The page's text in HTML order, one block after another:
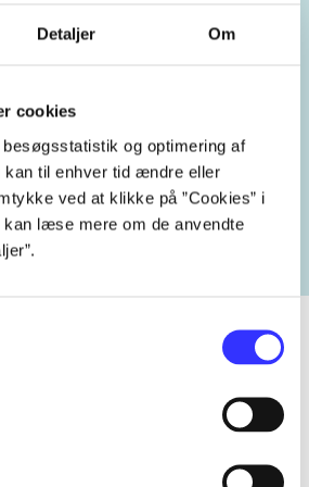
Detaljer Om
cookies
og optimering af
kan til enhver tid ændre eller
ved at klikke på ”Cookies” i
kan læse mere om de anvendte
ridning hestesygdomme vokal